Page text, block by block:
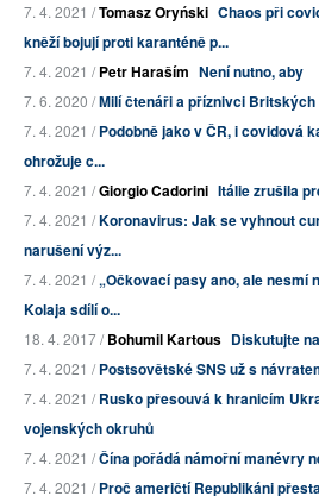
7. 4. 2021 /Tomasz Oryński Chaos při
kněží bojují proti karanténě p...
7. 4. 2021 /Petr Haraším Není nutno, aby
7. 6. 2020 /Milí čtenáři a příznivci
7. 4. 2021 /Podobně jako v ČR, i covidová
ohrožuje c...
7. 4. 2021 /Giorgio Cadorini Itálie zrušila
7. 4. 2021 /Koronavirus: Jak se vyhnout
narušení výz...
7. 4. 2021 /„Očkovací pasy ano, ale nesmí
Kolaja sdílí o...
18. 4. 2017 /Bohumil Kartous Diskutujte
7. 4. 2021 /Postsovětské SNS už s
7. 4. 2021 /Rusko přesouvá k hranicím
vojenských okruhů
7. 4. 2021 /Čína pořádá námořní manévry
7. 4. 2021 /Proč američtí Republikáni